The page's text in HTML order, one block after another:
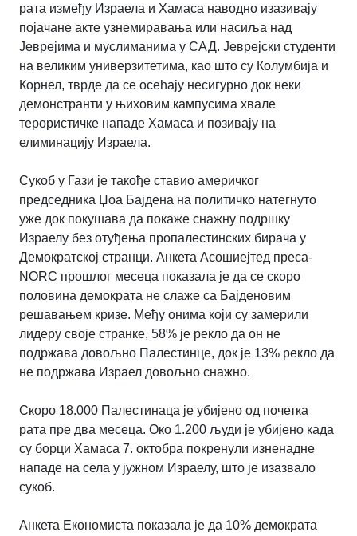
рата између Израела и Хамаса наводно изазивају
појачане акте узнемиравања или насиља над
Јеврејима и муслиманима у САД. Јеврејски студенти
на великим универзитетима, као што су Колумбија и
Корнел, тврде да се осећају несигурно док неки
демонстранти у њиховим кампусима хвале
терористичке нападе Хамаса и позивају на
елиминацију Израела.
Сукоб у Гази је такође ставио америчког
председника Џоа Бајдена на политичко натегнуто
уже док покушава да покаже снажну подршку
Израелу без отуђења пропалестинских бирача у
Демократској странци. Анкета Асошиејтед преса-
NORC прошлог месеца показала је да се скоро
половина демократа не слаже са Бајденовим
решавањем кризе. Међу онима који су замерили
лидеру своје странке, 58% је рекло да он не
подржава довољно Палестинце, док је 13% рекло да
не подржава Израел довољно снажно.
Скоро 18.000 Палестинаца је убијено од почетка
рата пре два месеца. Око 1.200 људи је убијено када
су борци Хамаса 7. октобра покренули изненадне
нападе на села у јужном Израелу, што је изазвало
сукоб.
Анкета Економиста показала је да 10% демократа